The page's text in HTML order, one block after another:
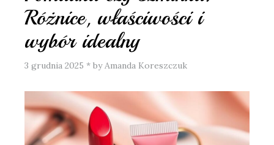
Różnice, właściwości i
wybór idealny
3 grudnia 2025 * by Amanda Koreszczuk